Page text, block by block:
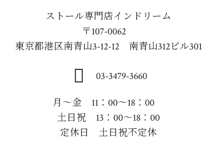
ストール専門店インドリーム
〒107-0062
東京都港区南青山3-12-12 南青山312ビル301
03-3479-3660
月～金 11：00～18：00
土日祝 13：00～18：00
定休日 土日祝不定休